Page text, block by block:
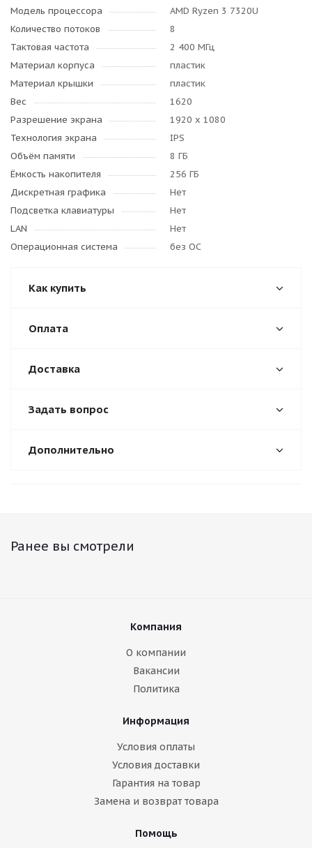
Модель процессора
AMD Ryzen 3 7320U
Количество потоков
8
Тактовая частота
2 400 МГц
Материал корпуса
пластик
Материал крышки
пластик
Вес
1620
Разрешение экрана
1920 x 1080
Технология экрана
IPS
Объём памяти
8 ГБ
Ёмкость накопителя
256 ГБ
Дискретная графика
Нет
Подсветка клавиатуры
Нет
LAN
Нет
Операционная система
без ОС
Как купить
Оплата
Доставка
Задать вопрос
Дополнительно
Ранее вы смотрели
Компания
О компании
Вакансии
Политика
Информация
Условия оплаты
Условия доставки
Гарантия на товар
Замена и возврат товара
Помощь